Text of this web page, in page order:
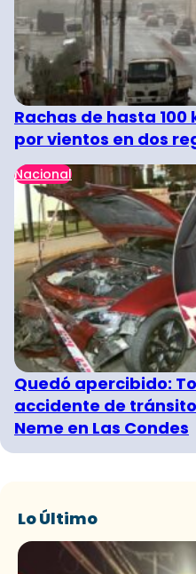
Rachas de hasta 100
por vientos en dos
Nacional
Quedó apercibido:
accidente de
Neme en Las Condes
Lo Último